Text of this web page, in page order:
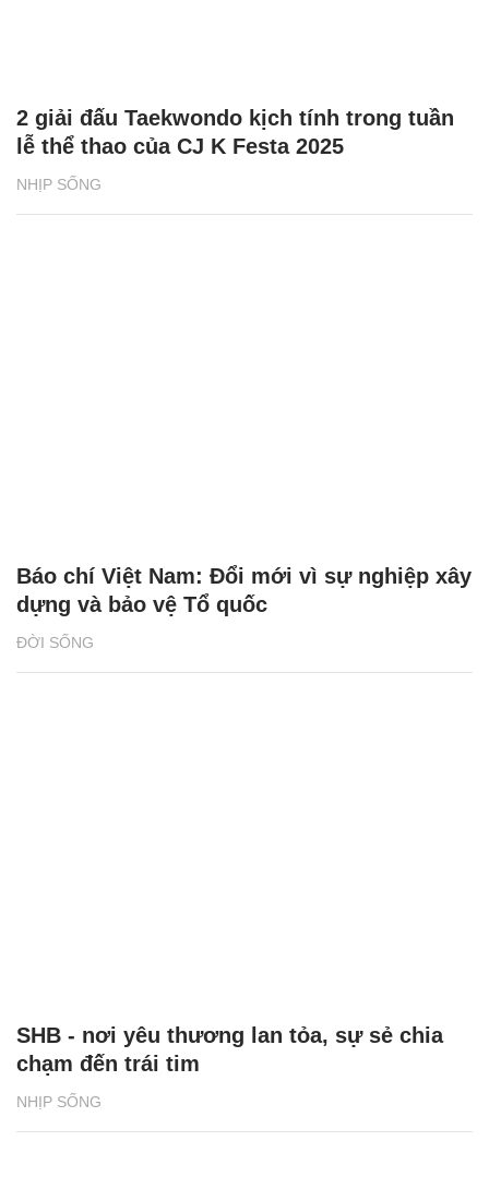
NHỊP SỐNG
2 giải đấu Taekwondo kịch tính trong tuần
lễ thể thao của CJ K Festa 2025
ĐỜI SỐNG
Báo chí Việt Nam: Đổi mới vì sự nghiệp xây
dựng và bảo vệ Tổ quốc
NHỊP SỐNG
SHB - nơi yêu thương lan tỏa, sự sẻ chia
chạm đến trái tim